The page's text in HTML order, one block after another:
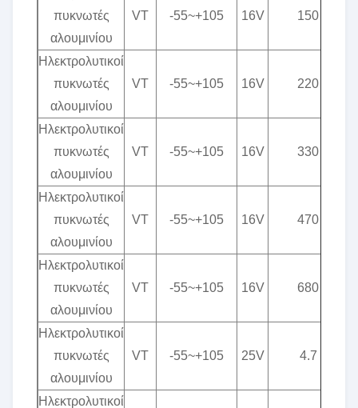
πυκνωτές
αλουμινίου
VT -55~+105 16V 150
Ηλεκτρολυτικοί
πυκνωτές
αλουμινίου
VT -55~+105 16V 220
Ηλεκτρολυτικοί
πυκνωτές
αλουμινίου
VT -55~+105 16V 330
Ηλεκτρολυτικοί
πυκνωτές
αλουμινίου
VT -55~+105 16V 470
Ηλεκτρολυτικοί
πυκνωτές
αλουμινίου
VT -55~+105 16V 680
Ηλεκτρολυτικοί
πυκνωτές
αλουμινίου
VT -55~+105 25V 4.7
Ηλεκτρολυτικοί